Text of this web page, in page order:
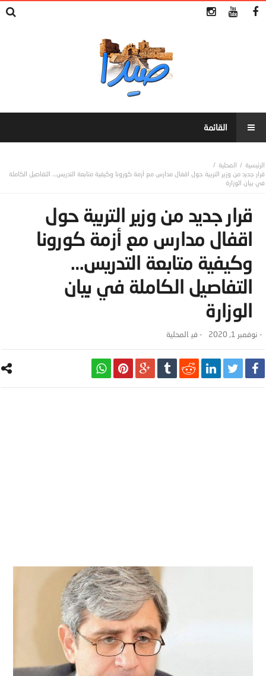
المحلية
قرار جديد من وزير التربية حول اقفال مدارس مع أزمة كورونا وكيفية متابعة التدريس… التفاصيل الكاملة
في بيان الوزارة
قرار جديد من وزير التربية حول
اقفال مدارس مع أزمة كورونا
وكيفية متابعة التدريس…
التفاصيل الكاملة في بيان
الوزارة
- نوفمبر 1, 2020 - ‎في المحلية